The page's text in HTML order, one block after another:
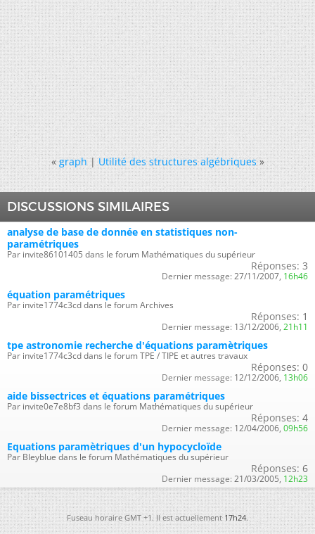
« graph|Utilité des structures algébriques »
DISCUSSIONS SIMILAIRES
analyse de base de donnée en statistiques non-
paramétriques
Par invite86101405 dans le forum Mathématiques du supérieur
Réponses: 3
Dernier message: 27/11/2007, 16h46
équation paramétriques
Par invite1774c3cd dans le forum Archives
Réponses: 1
Dernier message: 13/12/2006, 21h11
tpe astronomie recherche d'équations paramètriques
Par invite1774c3cd dans le forum TPE / TIPE et autres travaux
Réponses: 0
Dernier message: 12/12/2006, 13h06
aide bissectrices et équations paramétriques
Par invite0e7e8bf3 dans le forum Mathématiques du supérieur
Réponses: 4
Dernier message: 12/04/2006, 09h56
Equations paramètriques d'un hypocycloïde
Par Bleyblue dans le forum Mathématiques du supérieur
Réponses: 6
Dernier message: 21/03/2005, 12h23
Fuseau horaire GMT +1. Il est actuellement17h24.